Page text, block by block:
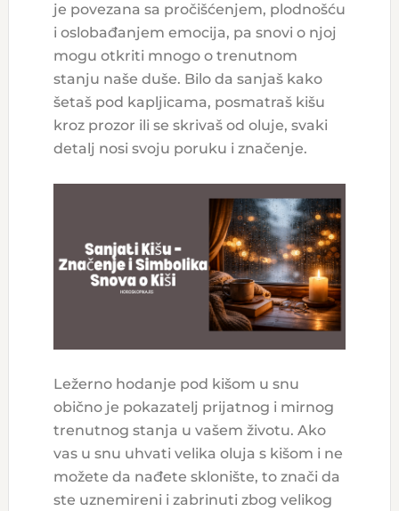
je povezana sa pročišćenjem, plodnošću
i oslobađanjem emocija, pa snovi o njoj
mogu otkriti mnogo o trenutnom
stanju naše duše. Bilo da sanjaš kako
šetaš pod kapljicama, posmatraš kišu
kroz prozor ili se skrivaš od oluje, svaki
detalj nosi svoju poruku i značenje.
Ležerno hodanje pod kišom u snu
obično je pokazatelj prijatnog i mirnog
trenutnog stanja u vašem životu. Ako
vas u snu uhvati velika oluja s kišom i ne
možete da nađete sklonište, to znači da
ste uznemireni i zabrinuti zbog velikog